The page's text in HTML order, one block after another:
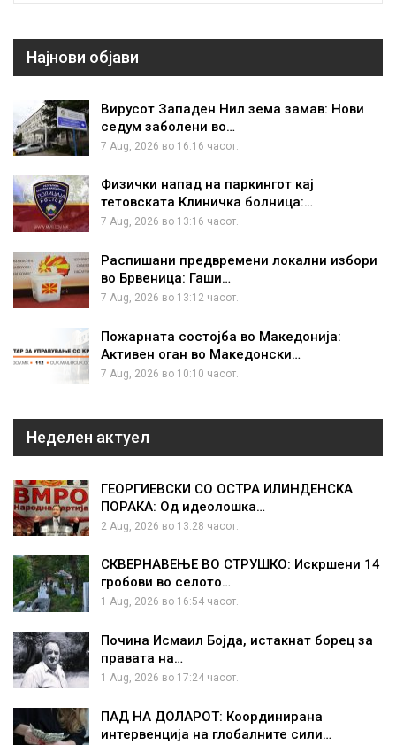
Најнови објави
Вирусот Западен Нил зема замав: Нови
седум заболени во…
7 Aug, 2026 во 16:16 часот.
Физички напад на паркингот кај
тетовската Клиничка болница:…
7 Aug, 2026 во 13:16 часот.
Распишани предвремени локални избори
во Брвеница: Гаши…
7 Aug, 2026 во 13:12 часот.
Пожарната состојба во Македонија:
Активен оган во Македонски…
7 Aug, 2026 во 10:10 часот.
Неделен актуел
ГЕОРГИЕВСКИ СО ОСТРА ИЛИНДЕНСКА
ПОРАКА: Од идеолошка…
2 Aug, 2026 во 13:28 часот.
СКВЕРНАВЕЊЕ ВО СТРУШКО: Искршени 14
гробови во селото…
1 Aug, 2026 во 16:54 часот.
Почина Исмаил Бојда, истакнат борец за
правата на…
1 Aug, 2026 во 17:24 часот.
ПАД НА ДОЛАРОТ: Координирана
интервенција на глобалните сили…